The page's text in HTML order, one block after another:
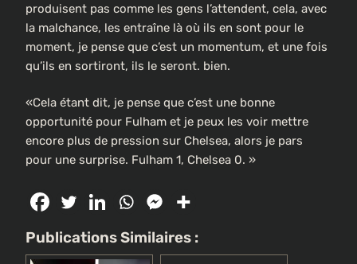
produisent pas comme les gens l’attendent, cela, avec
la malchance, les entraîne là où ils en sont pour le
moment, je pense que c’est un momentum, et une fois
qu’ils en sortiront, ils le seront. bien.
«Cela étant dit, je pense que c’est une bonne
opportunité pour Fulham et je peux les voir mettre
encore plus de pression sur Chelsea, alors je pars
pour une surprise. Fulham 1, Chelsea 0. »
Publications Similaires :